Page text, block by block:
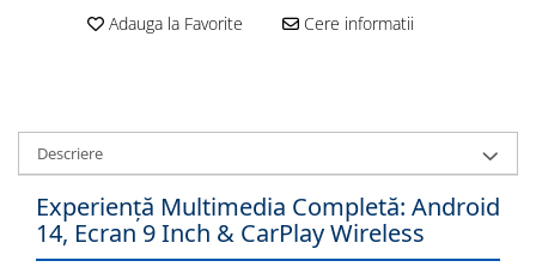
Navigatii 2 DIN
Accesorii navigatii
CarPlay&Android Auto
Camera Marsarier
Adauga la Favorite Cere informatii
Descriere
Experiență Multimedia Completă: Android
14, Ecran 9 Inch & CarPlay Wireless